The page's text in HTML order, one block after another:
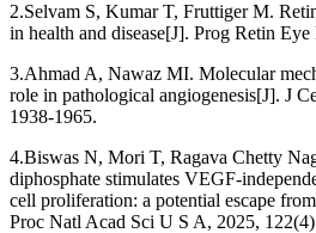
2.Selvam S, Kumar T, Fruttiger M.
in health and disease[J]. Prog Retin
3.Ahmad A, Nawaz MI. Molecular
role in pathological angiogenesis[J]. J
1938-1965.
4.Biswas N, Mori T, Ragava Chetty
diphosphate stimulates VEGF-
cell proliferation: a potential escape
Proc Natl Acad Sci U S A, 2025,